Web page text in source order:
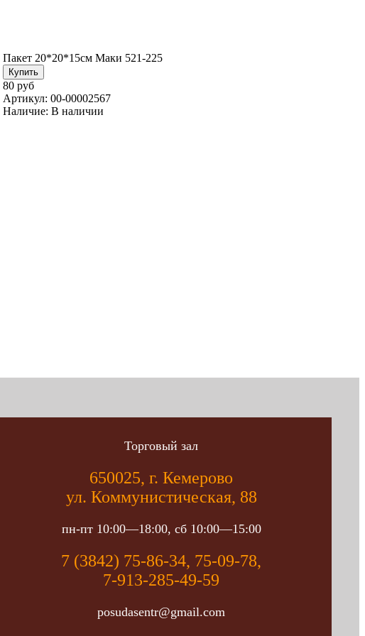
Пакет 20*20*15см Маки 521-225
80 руб
Артикул: 00-00002567
Наличие: В наличии
Торговый зал
650025, г. Кемерово
ул. Коммунистическая, 88
пн-пт 10:00—18:00, сб 10:00—15:00
7 (3842) 75-86-34, 75-09-78,
7-913-285-49-59
posudasentr@gmail.com